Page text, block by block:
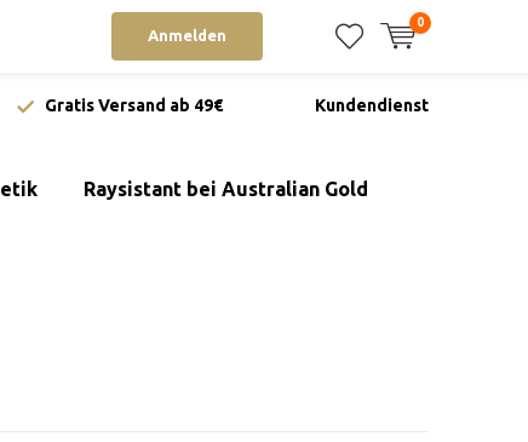
Anmelden
0
Gratis Versand ab 49€ Kundendienst
Raysistant bei Australian Gold